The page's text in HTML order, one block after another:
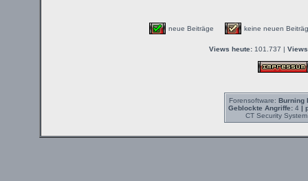
neue Beiträge keine neuen
Views heute: 101.737 |
Forensoftware: Burning
Geblockte Angriffe:4 |
CT Security